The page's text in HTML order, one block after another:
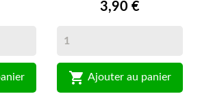
3,90 €
 Ajouter au panier